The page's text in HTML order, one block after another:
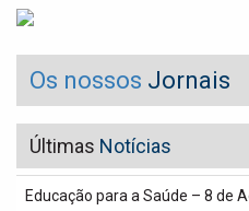
Os nossos Jornais
Últimas Notícias
Educação para a Saúde – 8 de